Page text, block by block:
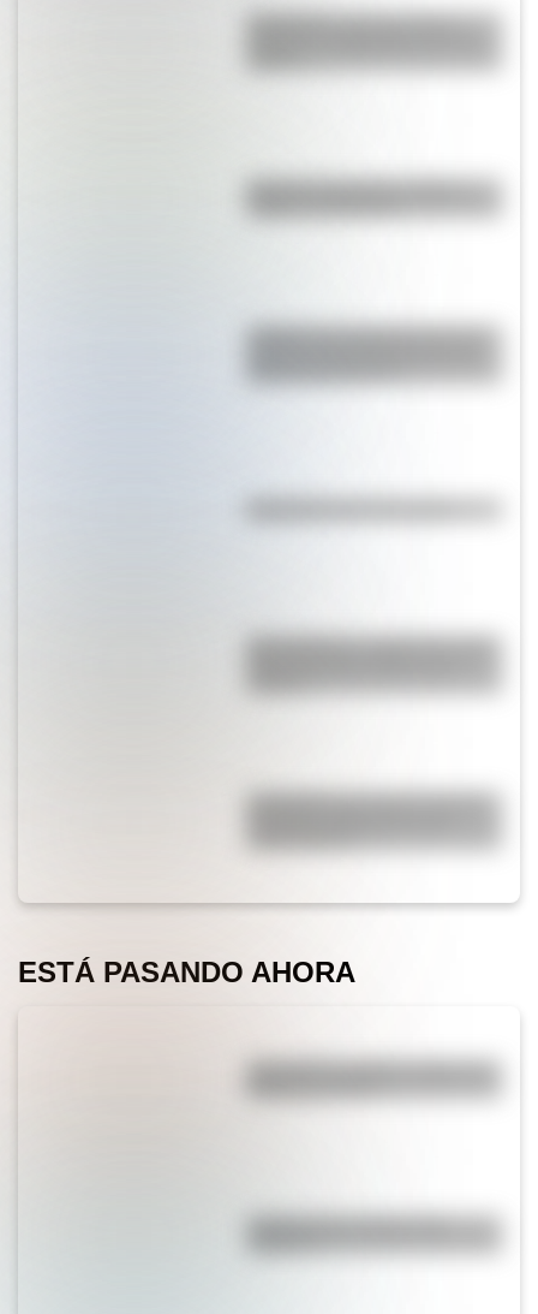
Efemérides: tres cosas que
Bandera de Bolivia: historia,
¿Sabías que Argentina tuvo la
alta de Sudamérica?
San Cayetano: ¿quién fue y por
Guatemala: por qué es uno de
ESTÁ PASANDO AHORA
¿Por qué los piratas usaban un